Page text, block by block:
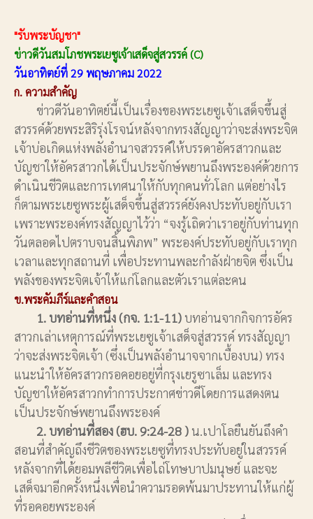
"รับพระบัญชา"
ข่าวดีวันสมโภชพระเยซูเจ้าเสด็จสู่สวรรค์ (C)
วันอาทิตย์ที่ 29 พฤษภาคม 2022
ก. ความสำคัญ
ข่าวดีวันอาทิตย์นี้เป็นเรื่องของพระเยซูเจ้าเสด็จขึ้นสู่
สวรรค์ด้วยพระสิริรุ่งโรจน์หลังจากทรงสัญญาว่าจะส่งพระจิต
เจ้าบ่อเกิดแห่งพลังอำนาจสวรรค์ให้บรรดาอัครสาวกและ
บัญชาให้อัครสาวกได้เป็นประจักษ์พยานถึงพระองค์ด้วยการ
ดำเนินชีวิตและการเทศนาให้กับทุกคนทั่วโลก แต่อย่างไร
ก็ตามพระเยซูพระผู้เสด็จขึ้นสู่สวรรค์ยังคงประทับอยู่กับเรา
เพราะพระองค์ทรงสัญญาไว้ว่า “จงรู้เถิดว่าเราอยู่กับท่านทุก
วันตลอดไปตราบจนสิ้นพิภพ” พระองค์ประทับอยู่กับเราทุก
เวลาและทุกสถานที่ เพื่อประทานพละกำลังฝ่ายจิต ซึ่งเป็น
พลังของพระจิตเจ้าให้แก่โลกและตัวเราแต่ละคน
ข.พระคัมภีร์และคำสอน
1. บทอ่านที่หนึ่ง (กจ. 1:1-11)บทอ่านจากกิจการอัคร
สาวกเล่าเหตุการณ์ที่พระเยซูเจ้าเสด็จสู่สวรรค์ ทรงสัญญา
ว่าจะส่งพระจิตเจ้า (ซึ่งเป็นพลังอำนาจจากเบื้องบน) ทรง
แนะนำให้อัครสาวกรอคอยอยู่ที่กรุงเยรูซาเล็ม และทรง
บัญชาให้อัครสาวกทำการประกาศข่าวดีโดยการแสดงตน
เป็นประจักษ์พยานถึงพระองค์
2. บทอ่านที่สอง (ฮบ. 9:24-28 )น.เปาโลยืนยันถึงคำ
สอนที่สำคัญถึงชีวิตของพระเยซูที่ทรงประทับอยู่ในสวรรค์
หลังจากที่ได้ยอมพลีชีวิตเพื่อไถ่โทษบาปมนุษย์ และจะ
เสด็จมาอีกครั้งหนึ่งเพื่อนำความรอดพ้นมาประทานให้แก่ผู้
ที่รอคอยพระองค์